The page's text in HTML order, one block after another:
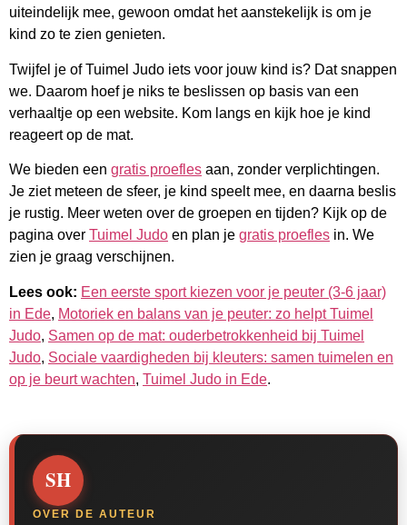
uiteindelijk mee, gewoon omdat het aanstekelijk is om je
kind zo te zien genieten.
Twijfel je of Tuimel Judo iets voor jouw kind is? Dat snappen
we. Daarom hoef je niks te beslissen op basis van een
verhaaltje op een website. Kom langs en kijk hoe je kind
reageert op de mat.
We bieden een gratis proefles aan, zonder verplichtingen.
Je ziet meteen de sfeer, je kind speelt mee, en daarna beslis
je rustig. Meer weten over de groepen en tijden? Kijk op de
pagina over Tuimel Judo en plan je gratis proefles in. We
zien je graag verschijnen.
Lees ook: Een eerste sport kiezen voor je peuter (3-6 jaar)
in Ede, Motoriek en balans van je peuter: zo helpt Tuimel
Judo, Samen op de mat: ouderbetrokkenheid bij Tuimel
Judo, Sociale vaardigheden bij kleuters: samen tuimelen en
op je beurt wachten, Tuimel Judo in Ede.
SH
OVER DE AUTEUR